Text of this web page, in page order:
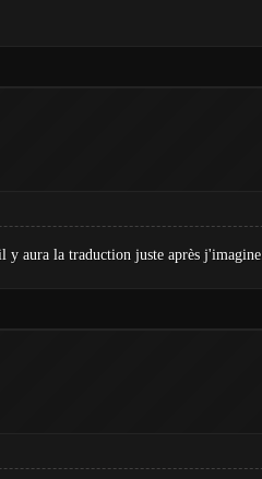
aura la traduction juste après j'imagine.